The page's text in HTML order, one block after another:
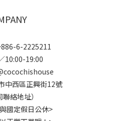
6-2225211
10:00-19:00
中西區正興街12號
聯絡地址）
國定假日公休>